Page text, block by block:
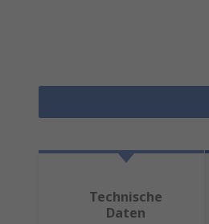
Technische
Daten